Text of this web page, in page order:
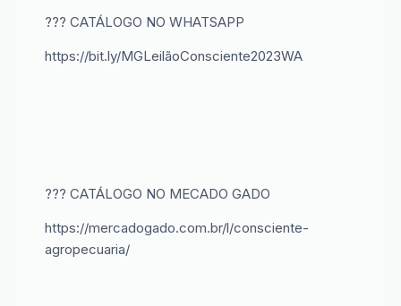
??? CATÁLOGO NO WHATSAPP
https://bit.ly/MGLeilãoConsciente2023WA
??? CATÁLOGO NO MECADO GADO
https://mercadogado.com.br/l/consciente-
agropecuaria/